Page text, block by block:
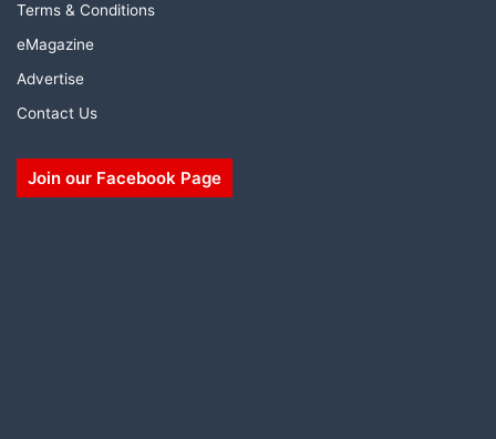
Terms & Conditions
eMagazine
Advertise
Contact Us
Join our Facebook Page